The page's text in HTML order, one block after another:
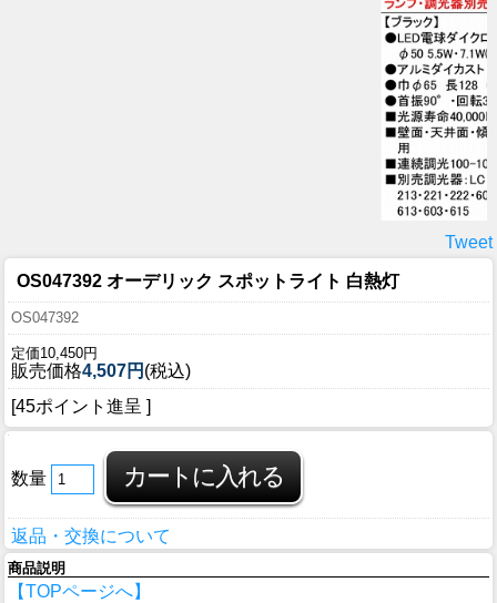
Tweet
OS047392 オーデリック スポットライト 白熱灯
OS047392
定価10,450円
販売価格4,507円 (税込)
[45ポイント進呈 ]
数量
返品・交換について
商品説明
【TOPページへ】